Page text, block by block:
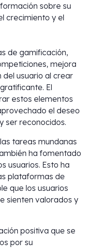
sobre su
crecimiento y el
de gamificación,
mejora
usuario al crear
El
estos elementos
el deseo
ser reconocidos.
tareas mundanas
ha fomentado
usuarios. Esto ha
plataformas de
que los usuarios
sienten valorados y
positiva que se
por su